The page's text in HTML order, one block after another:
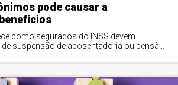
pode causar a
como segurados do INSS devem
suspensão de aposentadoria ou pensão